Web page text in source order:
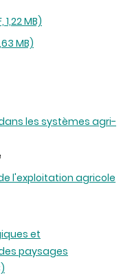
MB)
MB)
les systèmes agri-
l'exploitation agricole
et
paysages